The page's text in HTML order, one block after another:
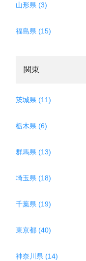
山形県 (3)
福島県 (15)
関東
茨城県 (11)
栃木県 (6)
群馬県 (13)
埼玉県 (18)
千葉県 (19)
東京都 (40)
神奈川県 (14)